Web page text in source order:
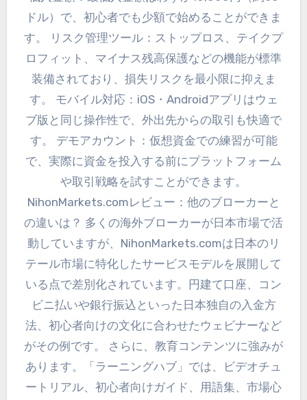
ドル）で、初心者でも少額で始めることができま
す。 リスク管理ツール：ストップロス、テイクプ
ロフィット、マイナス残高保護などの機能が標準
装備されており、損失リスクを最小限に抑えま
す。 モバイル対応：iOS・Androidアプリはウェ
ブ版と同じ操作性で、外出先からの取引も快適で
す。 デモアカウント：仮想資金での練習が可能
で、実際に資金を投入する前にプラットフォーム
や取引戦略を試すことができます。
NihonMarkets.comレビュー：他のブローカーと
の違いは？ 多くの海外ブローカーが日本市場で活
動していますが、NihonMarkets.comは日本のリ
テール市場に特化したサービスモデルを展開して
いる点で差別化されています。円建て口座、コン
ビニ払いや銀行振込といった日本独自の入金方
法、初心者向けの文化に合わせたウェビナーなど
がその例です。 さらに、教育コンテンツに強みが
あります。「ラーニングハブ」では、ビデオチュ
ートリアル、初心者向けガイド、用語集、市場心